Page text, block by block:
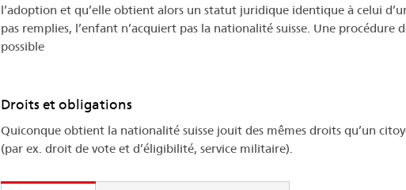
l’adoption et qu’elle obtient alors un statut juridique identique à celui
pas remplies, l’enfant n’acquiert pas la nationalité suisse. Une procédure
possible
Droits et obligations
Quiconque obtient la nationalité suisse jouit des mêmes droits qu’un
(par ex. droit de vote et d’éligibilité, service militaire).